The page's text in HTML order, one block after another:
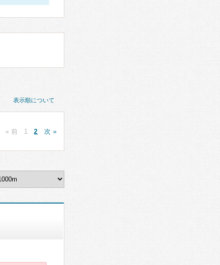
表示順について
« 前 1 2 次 »